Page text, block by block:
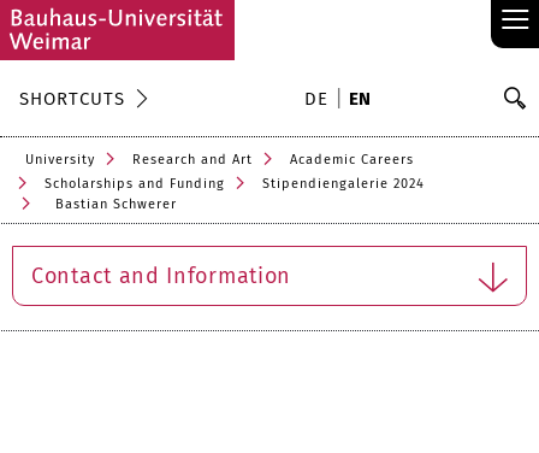
≡
SHORTCUTS DE EN
University Research and Art
Academic Careers
Scholarships and Funding
Stipendiengalerie 2024
Bastian Schwerer
Contact and Information